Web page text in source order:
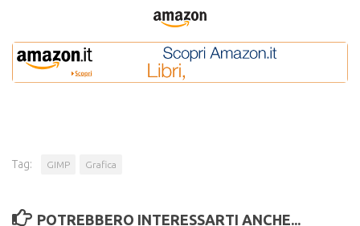
Tag: GIMP Grafica
POTREBBERO INTERESSARTI ANCHE...